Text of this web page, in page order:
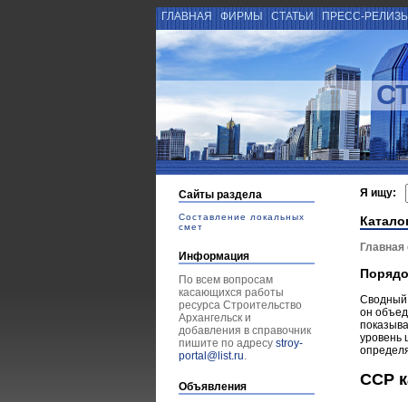
ГЛАВНАЯ ФИРМЫ СТАТЬИ ПРЕСС-РЕЛИЗЫ
Сайты раздела
Составление локальных
смет
Информация
По всем вопросам
касающихся работы
ресурса Строительство
Архангельск и
добавления в справочник
пишите по адресу stroy-
portal@list.ru.
Объявления
Я ищу:
Главная
Сводный
он
уровень
ССР